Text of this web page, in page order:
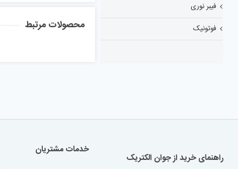
محصولات مرتبط
فیبر نوری
فوتونیک
راهنمای خرید از جوان الکتریک
خدمات مشتریان